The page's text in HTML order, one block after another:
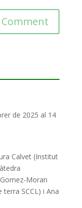
de 2025 al 14
Calvet (Institut
Moran
terra SCCL) i Ana